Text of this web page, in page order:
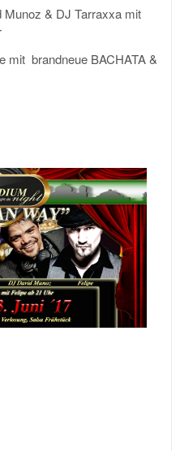
& DJ Tarraxxa mit
mit brandneue BACHATA &